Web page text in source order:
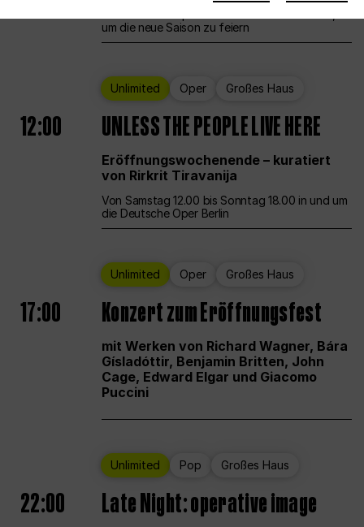
um die neue Saison zu feiern
Unlimited Oper Großes Haus
12:00 UNLESS THE PEOPLE LIVE HERE
Eröffnungswochenende – kuratiert
von Rirkrit Tiravanija
Von Samstag 12.00 bis Sonntag 18.00 in und um
die Deutsche Oper Berlin
Unlimited Oper Großes Haus
17:00 Konzert zum Eröffnungsfest
mit Werken von Richard Wagner, Bára
Gísladóttir, Benjamin Britten, John
Cage, Edward Elgar und Giacomo
Puccini
Unlimited Pop Großes Haus
22:00 Late Night: operative image